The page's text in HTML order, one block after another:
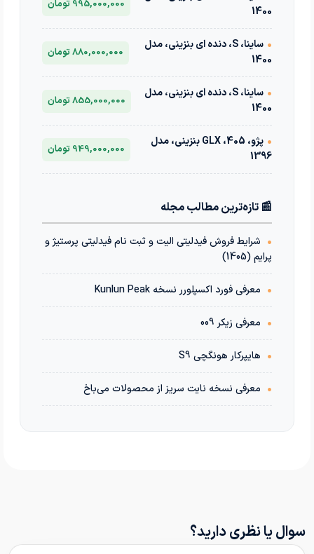
1400
995,000,000 تومان
•
ساینا، S، دنده ای بنزینی، مدل
1400
880,000,000 تومان
•
ساینا، S، دنده ای بنزینی، مدل
1400
855,000,000 تومان
•
پژو، 405، GLX بنزینی، مدل
1396
949,000,000 تومان
📰 تازه‌ترین مطالب مجله
• شرایط فروش فیدلیتی الیت و ثبت نام فیدلیتی پرستیژ و
پرایم (1405)
• معرفی فورد اکسپلورر نسخه Kunlun Peak
• معرفی زیکر 009
• هایپرکار هونگچی S9
• معرفی نسخه نایت سریز از محصولات می‌باخ
سوال یا نظری دارید؟